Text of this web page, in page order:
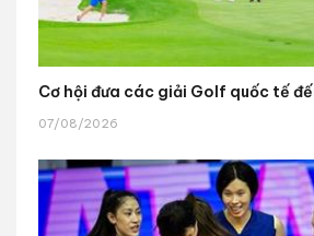
Cơ hội đưa các giải Golf quốc tế
07/08/2026